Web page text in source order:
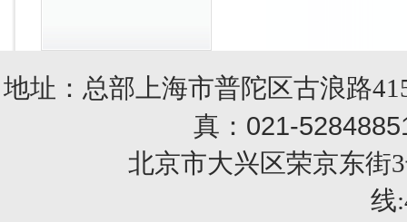
地址：总部上海市普陀区古浪路
真： 021-
北京市大兴区荣京东街3
线